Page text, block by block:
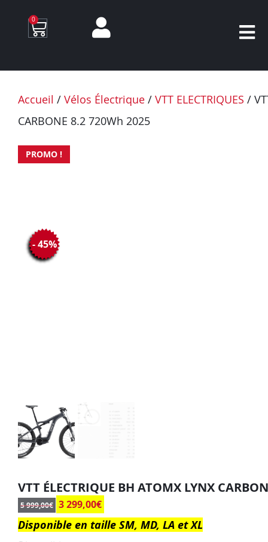
0
Accueil / Vélos Électrique / VTT ELECTRIQUES /
CARBONE 8.2 720Wh 2025
PROMO !
VTT ÉLECTRIQUE BH ATOMX LYNX
5 999,00€ 3 299,00€
- 45%
Disponible en taille SM, MD, LA et XL